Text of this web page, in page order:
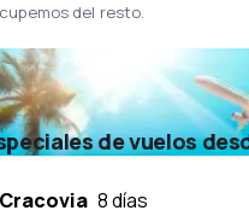
del resto.
de vuelos
Cracovia 8 días